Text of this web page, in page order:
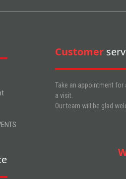
Customer
Take an appointment
a visit.
Our team will be glad